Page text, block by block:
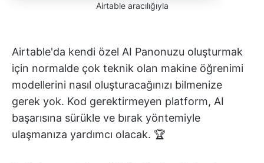
Airtable aracılığıyla
Airtable'da kendi özel AI Panonuzu oluşturmak
için normalde çok teknik olan makine öğrenimi
modellerini nasıl oluşturacağınızı bilmenize
gerek yok. Kod gerektirmeyen platform, AI
başarısına sürükle ve bırak yöntemiyle
ulaşmanıza yardımcı olacak. 🏆